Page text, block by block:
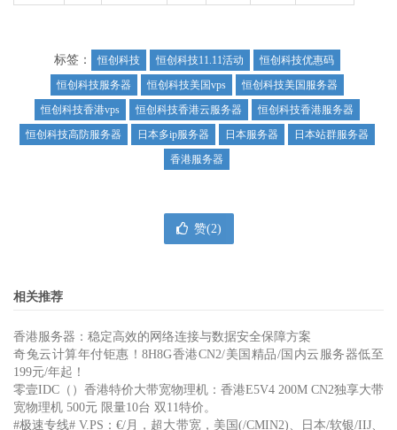
标签： 恒创科技 恒创科技11.11活动
恒创科技优惠码
恒创科技服务器
恒创科技美国vps
恒创科技美国服务器
恒创科技香港vps
恒创科技香港云服务器
恒创科技香港服务器
恒创科技高防服务器
日本多ip服务器 日本服务器
日本站群服务器
香港服务器
赞(2)
相关推荐
香港服务器：稳定高效的网络连接与数据安全保障方案
奇兔云计算年付钜惠！8H8G香港CN2/美国精品/国内云服务器低至
199元/年起！
零壹IDC（）香港特价大带宽物理机：香港E5V4 200M CN2独享大带
宽物理机 500元 限量10台 双11特价。
#极速专线# V.PS：€/月，超大带宽，美国(/CMIN2)、日本/软银/IIJ、